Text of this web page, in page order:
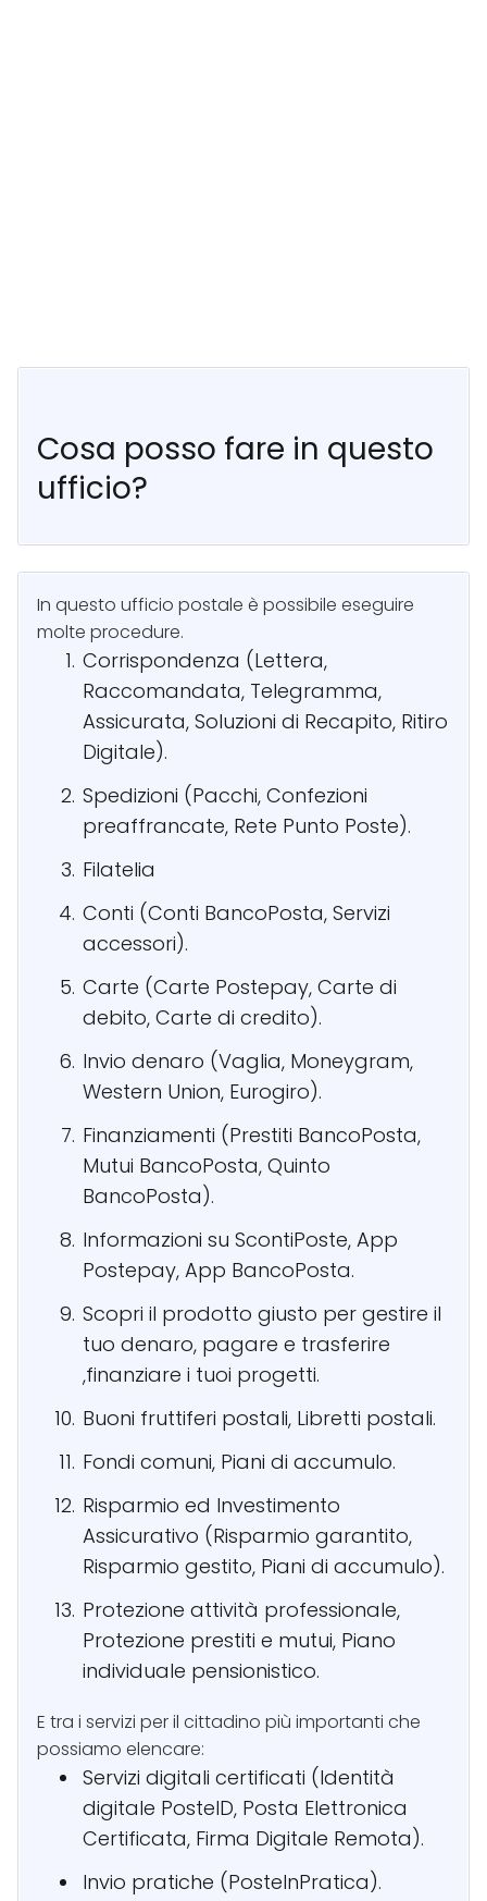
Cosa posso fare in questo
ufficio?
In questo ufficio postale è possibile eseguire
molte procedure.
Corrispondenza (Lettera,
Raccomandata, Telegramma,
Assicurata, Soluzioni di Recapito, Ritiro
Digitale).
Spedizioni (Pacchi, Confezioni
preaffrancate, Rete Punto Poste).
Filatelia
Conti (Conti BancoPosta, Servizi
accessori).
Carte (Carte Postepay, Carte di
debito, Carte di credito).
Invio denaro (Vaglia, Moneygram,
Western Union, Eurogiro).
Finanziamenti (Prestiti BancoPosta,
Mutui BancoPosta, Quinto
BancoPosta).
Informazioni su ScontiPoste, App
Postepay, App BancoPosta.
Scopri il prodotto giusto per gestire il
tuo denaro, pagare e trasferire
,finanziare i tuoi progetti.
Buoni fruttiferi postali, Libretti postali.
Fondi comuni, Piani di accumulo.
Risparmio ed Investimento
Assicurativo (Risparmio garantito,
Risparmio gestito, Piani di accumulo).
Protezione attività professionale,
Protezione prestiti e mutui, Piano
individuale pensionistico.
E tra i servizi per il cittadino più importanti che
possiamo elencare:
Servizi digitali certificati (Identità
digitale PosteID, Posta Elettronica
Certificata, Firma Digitale Remota).
Invio pratiche (PosteInPratica).